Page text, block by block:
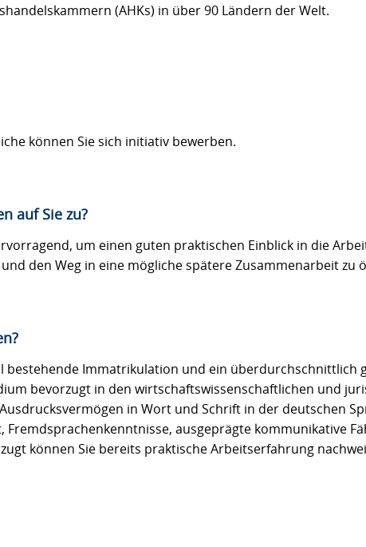
(AHKs) in über 90 Ländern der Welt.
können Sie sich initiativ bewerben.
auf Sie zu?
um einen guten praktischen Einblick in die
den Weg in eine mögliche spätere Zusammenarbeit zu
bestehende Immatrikulation und ein überdurchschnittlich
bevorzugt in den wirtschaftswissenschaftlichen und
in Wort und Schrift in der deutschen
Fremdsprachenkenntnisse, ausgeprägte kommunikative
können Sie bereits praktische Arbeitserfahrung